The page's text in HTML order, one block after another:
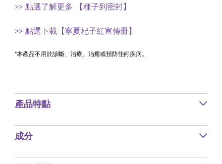
>> 點選了解更多 【種子到密封】
>> 點選下載【寧夏杞子紅宣傳冊】
*本產品不用於診斷、治療、治癒或預防任何疾病。
產品特點
成分